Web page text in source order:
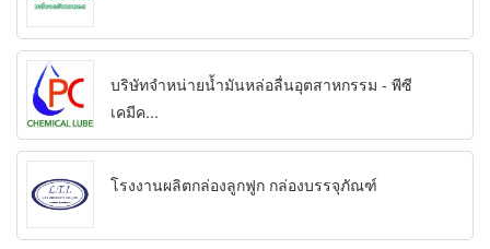
บริษัทจำหน่ายน้ำมันหล่อลื่นอุตสาหกรรม - พีซี
เคมีค...
โรงงานผลิตกล่องลูกฟูก กล่องบรรจุภัณฑ์